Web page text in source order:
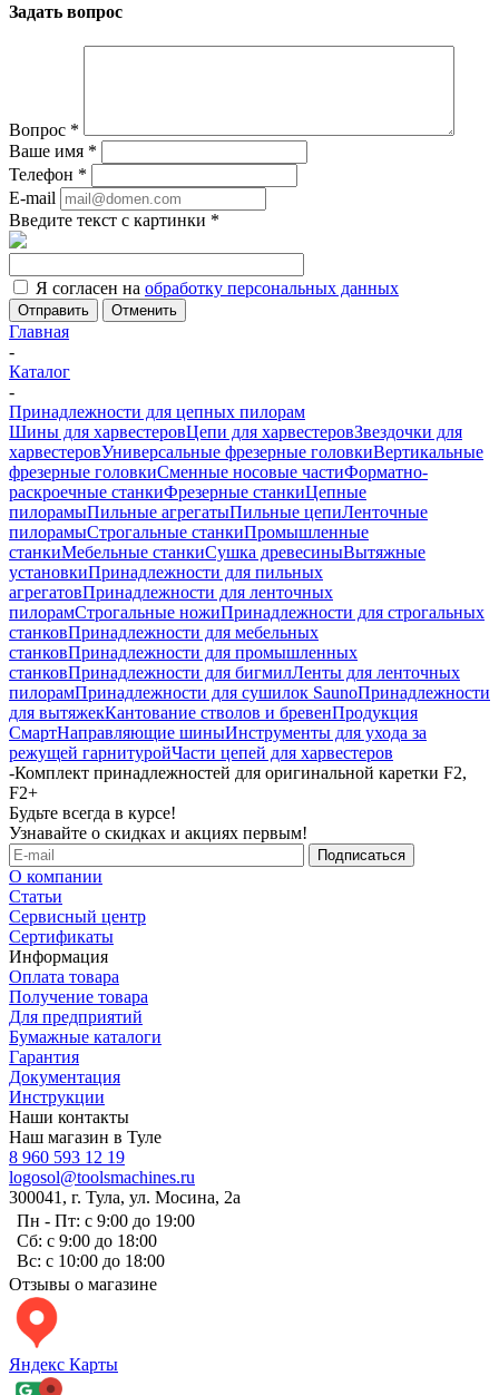
Задать вопрос
Вопрос *
Ваше имя *
Телефон *
E-mail
Введите текст с картинки *
Я согласен на обработку персональных данных
Отменить
Главная
-
Каталог
-
Принадлежности для цепных пилорам
Шины для харвестеровЦепи для харвестеровЗвездочки для
харвестеровУниверсальные фрезерные головкиВертикальные
фрезерные головкиСменные носовые частиФорматно-
раскроечные станкиФрезерные станкиЦепные
пилорамыПильные агрегатыПильные цепиЛенточные
пилорамыСтрогальные станкиПромышленные
станкиМебельные станкиСушка древесиныВытяжные
установкиПринадлежности для пильных
агрегатовПринадлежности для ленточных
пилорамСтрогальные ножиПринадлежности для строгальных
станковПринадлежности для мебельных
станковПринадлежности для промышленных
станковПринадлежности для бигмилЛенты для ленточных
пилорамПринадлежности для сушилок SaunoПринадлежности
для вытяжекКантование стволов и бревенПродукция
СмартНаправляющие шиныИнструменты для ухода за
режущей гарнитуройЧасти цепей для харвестеров
-Комплект принадлежностей для оригинальной каретки F2,
F2+
Будьте всегда в курсе!
Узнавайте о скидках и акциях первым!
О компании
Статьи
Сервисный центр
Сертификаты
Информация
Оплата товара
Получение товара
Для предприятий
Бумажные каталоги
Гарантия
Документация
Инструкции
Наши контакты
Наш магазин в Туле
8 960 593 12 19
logosol@toolsmachines.ru
300041, г. Тула, ул. Мосина, 2а
Пн - Пт: с 9:00 до 19:00
Сб: с 9:00 до 18:00
Вс: с 10:00 до 18:00
Отзывы о магазине
Яндекс Карты